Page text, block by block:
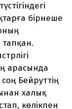
бірнеше
арасында
Бейруттің
халық
көлікпен